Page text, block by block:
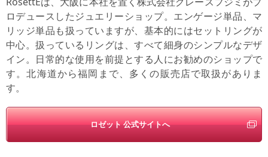
ロデュースしたジュエリーショップ。エンゲージ単品、マ
リッジ単品も扱っていますが、基本的にはセットリングが
中心。扱っているリングは、すべて細身のシンプルなデザ
イン。日常的な使用を前提とする人にお勧めのショップで
す。北海道から福岡まで、多くの販売店で取扱がありま
す。
ロゼット 公式サイトへ